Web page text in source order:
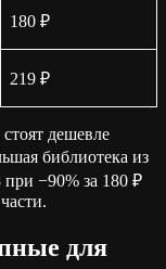
180 ₽
219 ₽
дешевле
библиотека из
−90% за 180 ₽
для